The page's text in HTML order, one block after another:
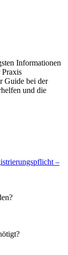
Informationen
Praxis
Guide bei der
und die
–